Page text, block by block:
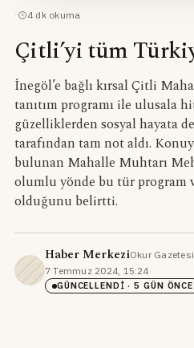
· 4 dk okuma
Çitli’yi tüm
İnegöl’e bağlı kırsal Çitli
tanıtım programı ile ulusala
güzelliklerden sosyal hayata
tarafından tam not aldı.
bulunan Mahalle Muhtarı
olumlu yönde bu tür program
olduğunu belirtti.
Haber MerkeziOkur Gazetesi
7 Temmuz 2024, 15:24·
GÜNCELLENDI · 5 GÜN ÖNCE